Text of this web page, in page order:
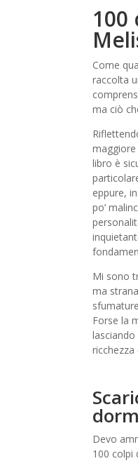
100
Come
raccolta
ma ciò
libro è
eppure,
po’
Mi sono
ma
Forse la
Devo
100 colpi